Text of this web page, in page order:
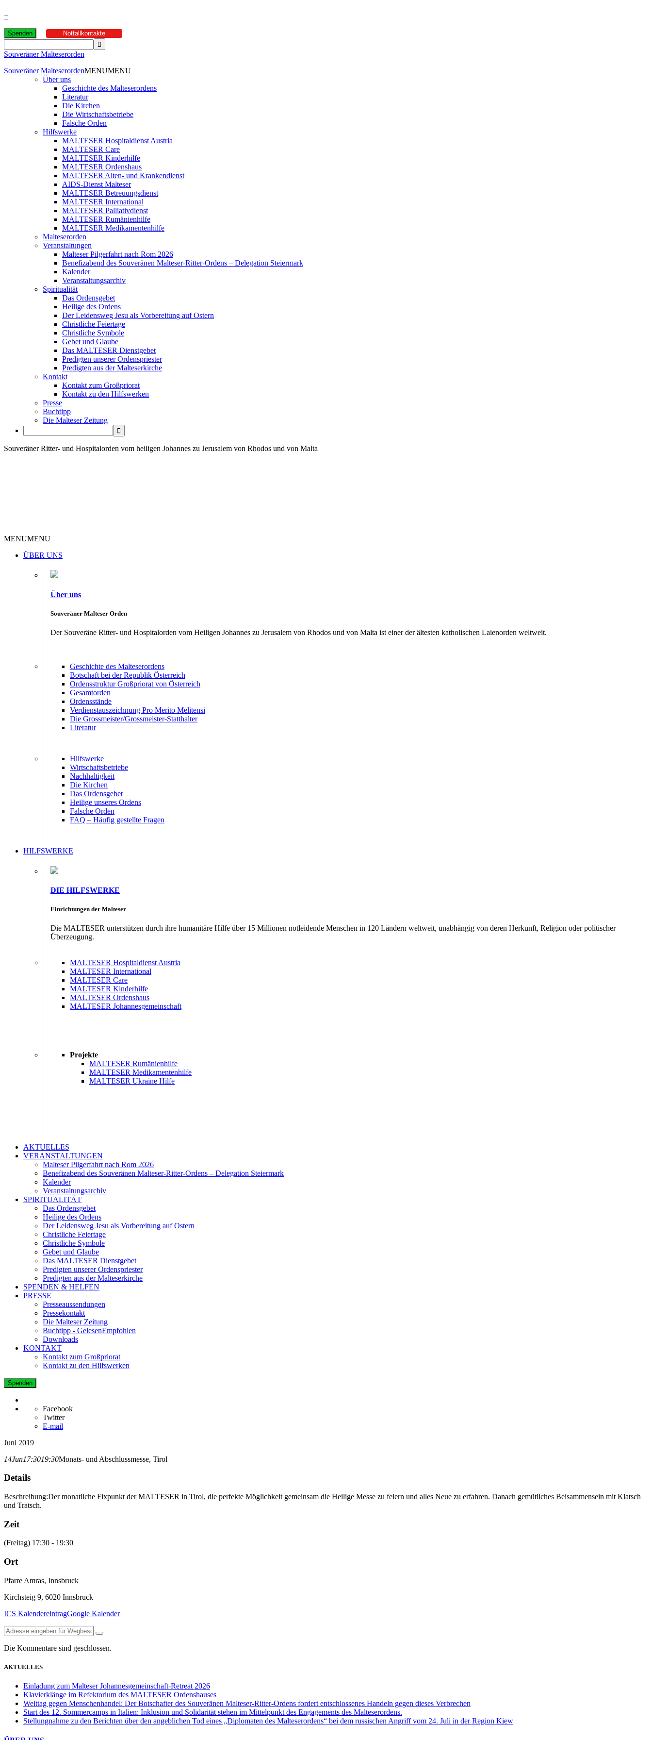
+
Spenden Notfallkontakte
Souveräner Malteserorden
Souveräner MalteserordenMENUMENU
Über uns
Geschichte des Malteserordens
Literatur
Die Kirchen
Die Wirtschaftsbetriebe
Falsche Orden
Hilfswerke
MALTESER Hospitaldienst Austria
MALTESER Care
MALTESER Kinderhilfe
MALTESER Ordenshaus
MALTESER Alten- und Krankendienst
AIDS-Dienst Malteser
MALTESER Betreuungsdienst
MALTESER International
MALTESER Palliativdienst
MALTESER Rumänienhilfe
MALTESER Medikamentenhilfe
Malteserorden
Veranstaltungen
Malteser Pilgerfahrt nach Rom 2026
Benefizabend des Souveränen Malteser-Ritter-Ordens – Delegation Steiermark
Kalender
Veranstaltungsarchiv
Spiritualität
Das Ordensgebet
Heilige des Ordens
Der Leidensweg Jesu als Vorbereitung auf Ostern
Christliche Feiertage
Christliche Symbole
Gebet und Glaube
Das MALTESER Dienstgebet
Predigten unserer Ordenspriester
Predigten aus der Malteserkirche
Kontakt
Kontakt zum Großpriorat
Kontakt zu den Hilfswerken
Presse
Buchtipp
Die Malteser Zeitung
Souveräner Ritter- und Hospitalorden vom heiligen Johannes zu Jerusalem von Rhodos und von Malta
MENUMENU
ÜBER UNS
Über uns
Souveräner Malteser Orden
Der Souveräne Ritter- und Hospitalorden vom Heiligen Johannes zu Jerusalem von Rhodos und von Malta ist einer der ältesten katholischen Laienorden weltweit.
Geschichte des Malteserordens
Botschaft bei der Republik Österreich
Ordensstruktur Großpriorat von Österreich
Gesamtorden
Ordensstände
Verdienstauszeichnung Pro Merito Melitensi
Die Grossmeister/Grossmeister-Statthalter
Literatur
Hilfswerke
Wirtschaftsbetriebe
Nachhaltigkeit
Die Kirchen
Das Ordensgebet
Heilige unseres Ordens
Falsche Orden
FAQ – Häufig gestellte Fragen
HILFSWERKE
DIE HILFSWERKE
Einrichtungen der Malteser
Die MALTESER unterstützen durch ihre humanitäre Hilfe über 15 Millionen notleidende Menschen in 120 Ländern weltweit, unabhängig von deren Herkunft, Religion oder politischer
Überzeugung.
MALTESER Hospitaldienst Austria
MALTESER International
MALTESER Care
MALTESER Kinderhilfe
MALTESER Ordenshaus
MALTESER Johannesgemeinschaft
Projekte
MALTESER Rumänienhilfe
MALTESER Medikamentenhilfe
MALTESER Ukraine Hilfe
AKTUELLES
VERANSTALTUNGEN
Malteser Pilgerfahrt nach Rom 2026
Benefizabend des Souveränen Malteser-Ritter-Ordens – Delegation Steiermark
Kalender
Veranstaltungsarchiv
SPIRITUALITÄT
Das Ordensgebet
Heilige des Ordens
Der Leidensweg Jesu als Vorbereitung auf Ostern
Christliche Feiertage
Christliche Symbole
Gebet und Glaube
Das MALTESER Dienstgebet
Predigten unserer Ordenspriester
Predigten aus der Malteserkirche
SPENDEN & HELFEN
PRESSE
Presseaussendungen
Pressekontakt
Die Malteser Zeitung
Buchtipp - GelesenEmpfohlen
Downloads
KONTAKT
Kontakt zum Großpriorat
Kontakt zu den Hilfswerken
Spenden
Facebook
Twitter
E-mail
Juni 2019
14Jun17:3019:30Monats- und Abschlussmesse, Tirol
Details
Beschreibung:Der monatliche Fixpunkt der MALTESER in Tirol, die perfekte Möglichkeit gemeinsam die Heilige Messe zu feiern und alles Neue zu erfahren. Danach gemütliches Beisammensein mit Klatsch
und Tratsch.
Zeit
(Freitag) 17:30 - 19:30
Ort
Pfarre Amras, Innsbruck
Kirchsteig 9, 6020 Innsbruck
ICS KalendereintragGoogle Kalender
Die Kommentare sind geschlossen.
AKTUELLES
Einladung zum Malteser Johannesgemeinschaft-Retreat 2026
Klavierklänge im Refektorium des MALTESER Ordenshauses
Welttag gegen Menschenhandel: Der Botschafter des Souveränen Malteser-Ritter-Ordens fordert entschlossenes Handeln gegen dieses Verbrechen
Start des 12. Sommercamps in Italien: Inklusion und Solidarität stehen im Mittelpunkt des Engagements des Malteserordens.
Stellungnahme zu den Berichten über den angeblichen Tod eines „Diplomaten des Malteserordens“ bei dem russischen Angriff vom 24. Juli in der Region Kiew